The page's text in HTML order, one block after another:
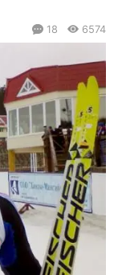
18 6574